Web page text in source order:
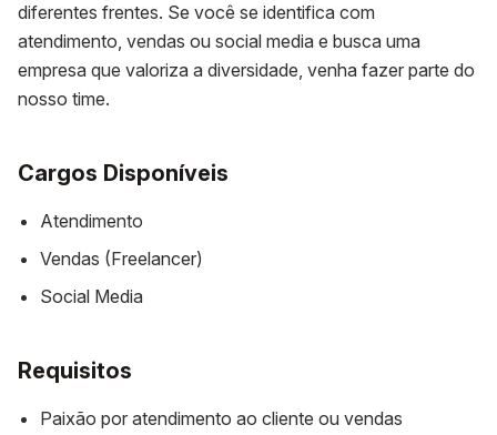
diferentes frentes. Se você se identifica com
atendimento, vendas ou social media e busca uma
empresa que valoriza a diversidade, venha fazer parte do
nosso time.
Cargos Disponíveis
Atendimento
Vendas (Freelancer)
Social Media
Requisitos
Paixão por atendimento ao cliente ou vendas